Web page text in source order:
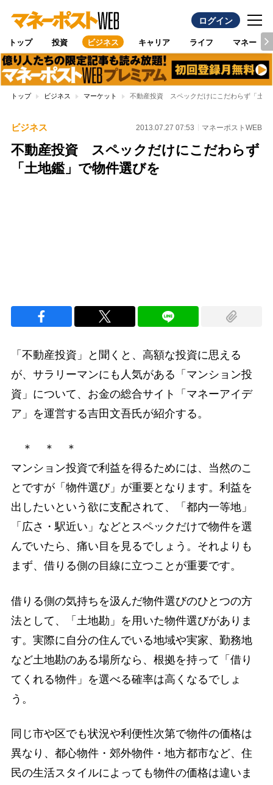
ログイン
トップ 投資 ビジネス キャリア ライフ マネー
トップ ビジネス マーケット 不動産投資 スペックだけにこだわらず「土地
ビジネス 2013.07.27 07:53 マネーポストWEB
不動産投資 スペックだけにこだわらず
「土地鑑」で物件選びを
「不動産投資」と聞くと、高額な投資に思える
が、サラリーマンにも人気がある「マンション投
資」について、お金の総合サイト「マネーアイデ
ア」を運営する吉田文吾氏が紹介する。
＊ ＊ ＊
マンション投資で利益を得るためには、当然のこ
とですが「物件選び」が重要となります。利益を
出したいという欲に支配されて、「都内一等地」
「広さ・駅近い」などとスペックだけで物件を選
んでいたら、痛い目を見るでしょう。それよりも
まず、借りる側の目線に立つことが重要です。
借りる側の気持ちを汲んだ物件選びのひとつの方
法として、「土地勘」を用いた物件選びがありま
す。実際に自分の住んでいる地域や実家、勤務地
など土地勘のある場所なら、根拠を持って「借り
てくれる物件」を選べる確率は高くなるでしょ
う。
同じ市や区でも状況や利便性次第で物件の価格は
異なり、都心物件・郊外物件・地方都市など、住
民の生活スタイルによっても物件の価格は違いま